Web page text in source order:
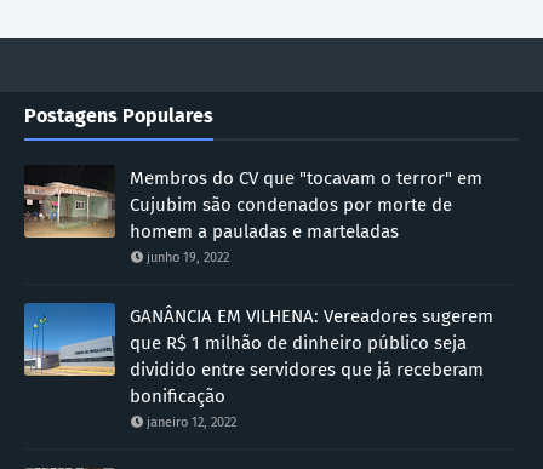
Postagens Populares
Membros do CV que "tocavam o terror" em
Cujubim são condenados por morte de
homem a pauladas e marteladas
junho 19, 2022
GANÂNCIA EM VILHENA: Vereadores sugerem
que R$ 1 milhão de dinheiro público seja
dividido entre servidores que já receberam
bonificação
janeiro 12, 2022